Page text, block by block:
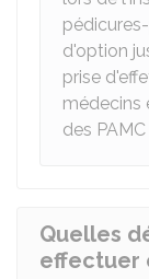
d'option
prise
médecins
des
Quelles
effectuer